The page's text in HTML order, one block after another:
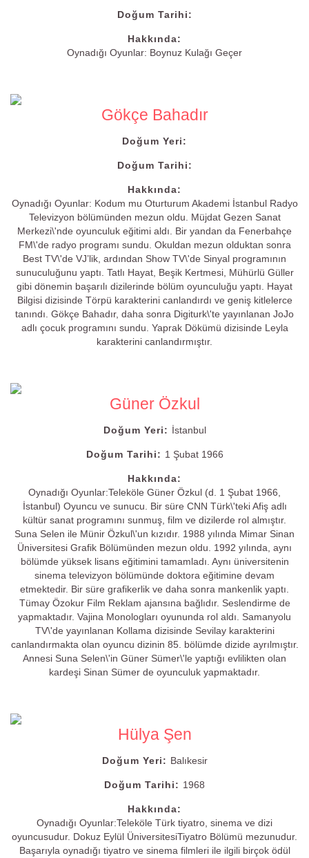
Doğum Tarihi:
Hakkında:
Oynadığı Oyunlar: Boynuz Kulağı Geçer
Gökçe Bahadır
Doğum Yeri:
Doğum Tarihi:
Hakkında:
Oynadığı Oyunlar: Kodum mu Oturturum Akademi İstanbul Radyo
Televizyon bölümünden mezun oldu. Müjdat Gezen Sanat
Merkezi\'nde oyunculuk eğitimi aldı. Bir yandan da Fenerbahçe
FM\'de radyo programı sundu. Okuldan mezun olduktan sonra
Best TV\'de VJ’lik, ardından Show TV\'de Sinyal programının
sunuculuğunu yaptı. Tatlı Hayat, Beşik Kertmesi, Mühürlü Güller
gibi dönemin başarılı dizilerinde bölüm oyunculuğu yaptı. Hayat
Bilgisi dizisinde Törpü karakterini canlandırdı ve geniş kitlelerce
tanındı. Gökçe Bahadır, daha sonra Digiturk\'te yayınlanan JoJo
adlı çocuk programını sundu. Yaprak Dökümü dizisinde Leyla
karakterini canlandırmıştır.
Güner Özkul
Doğum Yeri: İstanbul
Doğum Tarihi: 1 Şubat 1966
Hakkında:
Oynadığı Oyunlar:Teleköle Güner Özkul (d. 1 Şubat 1966,
İstanbul) Oyuncu ve sunucu. Bir süre CNN Türk\'teki Afiş adlı
kültür sanat programını sunmuş, film ve dizilerde rol almıştır.
Suna Selen ile Münir Özkul\'un kızıdır. 1988 yılında Mimar Sinan
Üniversitesi Grafik Bölümünden mezun oldu. 1992 yılında, aynı
bölümde yüksek lisans eğitimini tamamladı. Aynı üniversitenin
sinema televizyon bölümünde doktora eğitimine devam
etmektedir. Bir süre grafikerlik ve daha sonra mankenlik yaptı.
Tümay Özokur Film Reklam ajansına bağlıdır. Seslendirme de
yapmaktadır. Vajina Monologları oyununda rol aldı. Samanyolu
TV\'de yayınlanan Kollama dizisinde Sevilay karakterini
canlandırmakta olan oyuncu dizinin 85. bölümde dizide ayrılmıştır.
Annesi Suna Selen\'in Güner Sümer\'le yaptığı evlilikten olan
kardeşi Sinan Sümer de oyunculuk yapmaktadır.
Hülya Şen
Doğum Yeri: Balıkesir
Doğum Tarihi: 1968
Hakkında:
Oynadığı Oyunlar:Teleköle Türk tiyatro, sinema ve dizi
oyuncusudur. Dokuz Eylül ÜniversitesiTiyatro Bölümü mezunudur.
Başarıyla oynadığı tiyatro ve sinema filmleri ile ilgili birçok ödül